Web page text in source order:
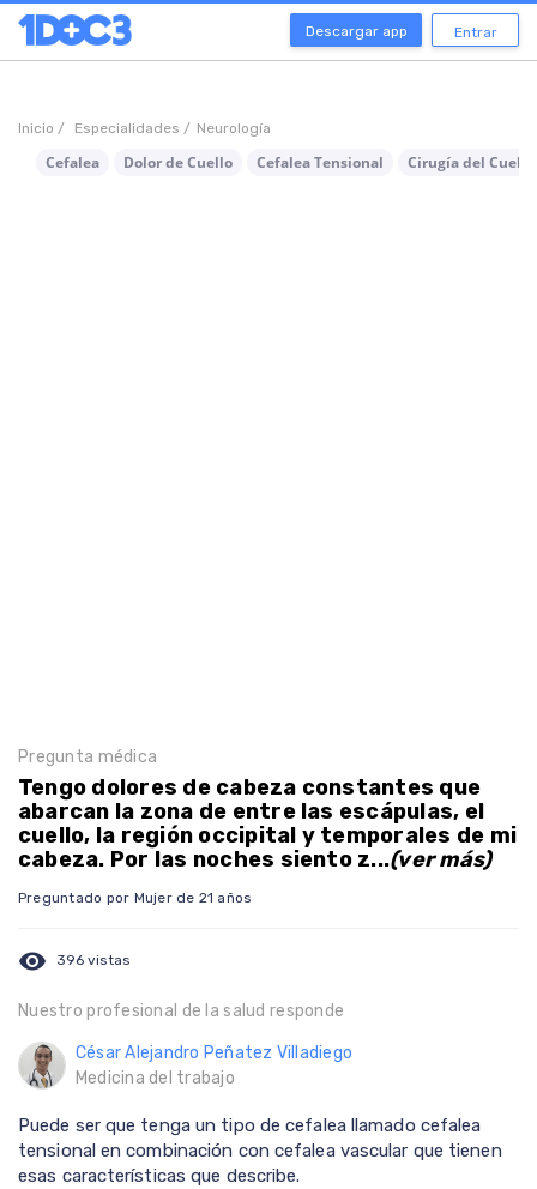
Descargar app Entrar
Inicio / Especialidades / Neurología
Cefalea Dolor de Cuello Cefalea Tensional Cirugía del
Pregunta médica
Tengo dolores de cabeza constantes que
abarcan la zona de entre las escápulas, el
cuello, la región occipital y temporales de mi
cabeza. Por las noches siento z...(ver más)
Preguntado por Mujer de 21 años
visibility 396 vistas
Nuestro profesional de la salud responde
César Alejandro Peñatez Villadiego
Medicina del trabajo
Puede ser que tenga un tipo de cefalea llamado cefalea
tensional en combinación con cefalea vascular que tienen
esas características que describe.